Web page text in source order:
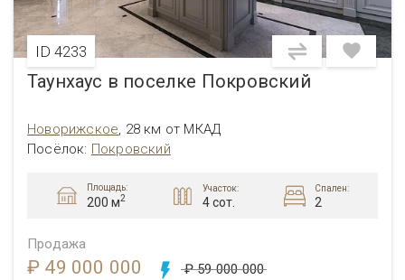
ID 4233
Таунхаус в поселке Покровский
Новорижское, 28 км от МКАД
Посёлок: Покровский
Площадь:
200 м2
Участок:
4 сот.
Спален:
2
Продажа
₽ 49 000 000 ₽ 59 000 000